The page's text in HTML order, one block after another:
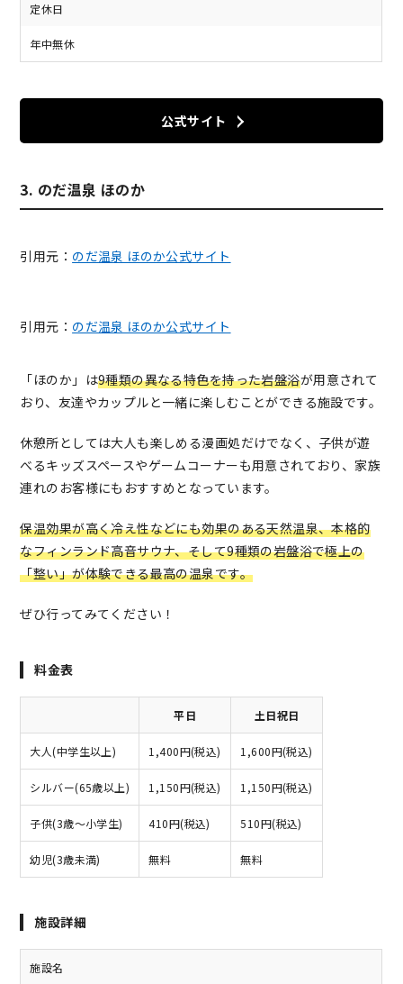
定休日
年中無休
公式サイト
3. のだ温泉 ほのか
引用元： のだ温泉 ほのか公式サイト
引用元： のだ温泉 ほのか公式サイト
「ほのか」は9種類の異なる特色を持った岩盤浴が用意されて
おり、友達やカップルと一緒に楽しむことができる施設です。
休憩所としては大人も楽しめる漫画処だけでなく、子供が遊
べるキッズスペースやゲームコーナーも用意されており、家族
連れのお客様にもおすすめとなっています。
保温効果が高く冷え性などにも効果のある天然温泉、本格的
なフィンランド高音サウナ、そして9種類の岩盤浴で極上の
「整い」が体験できる最高の温泉です。
ぜひ行ってみてください！
料金表
平日 土日祝日
大人(中学生以上) 1,400円(税込) 1,600円(税込)
シルバー(65歳以上) 1,150円(税込) 1,150円(税込)
子供(3歳～小学生) 410円(税込) 510円(税込)
幼児(3歳未満) 無料 無料
施設詳細
施設名